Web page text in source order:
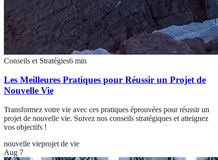
Conseils et Stratégies6 min
Les Meilleures Pratiques pour Réussir un Projet de
Nouvelle Vie
Transformez votre vie avec ces pratiques éprouvées pour réussir un
projet de nouvelle vie. Suivez nos conseils stratégiques et atteignez
vos objectifs !
nouvelle vieprojet de vie
Aug 7